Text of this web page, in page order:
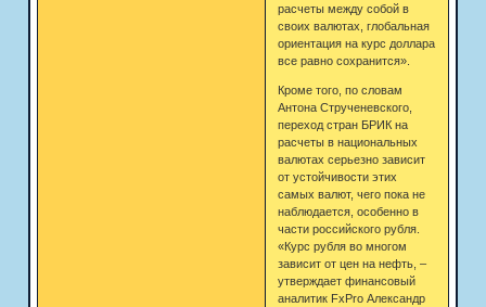
расчеты между собой в
своих валютах, глобальная
ориентация на курс доллара
все равно сохранится».
Кроме того, по словам
Антона Струченевского,
переход стран БРИК на
расчеты в национальных
валютах серьезно зависит
от устойчивости этих
самых валют, чего пока не
наблюдается, особенно в
части российского рубля.
«Курс рубля во многом
зависит от цен на нефть, –
утверждает финансовый
аналитик FxPro Александр